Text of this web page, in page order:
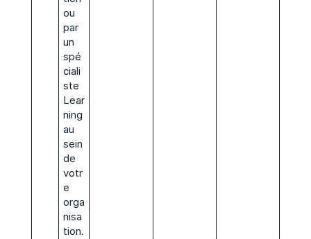
ou
par
un
spé
ciali
ste
Lear
ning
au
sein
de
votr
e
orga
nisa
tion.